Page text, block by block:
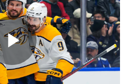
Play